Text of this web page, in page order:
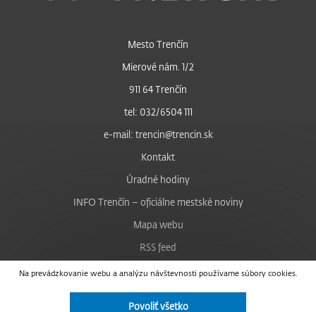
Na prevádzkovanie webu a analýzu návštevnosti používame súbory cookies.
Povoliť všetko
Mesto Trenčín
Mierové nám. 1/2
911 64 Trenčín
tel: 032/6504 111
e-mail: trencin@trencin.sk
Kontakt
Úradné hodiny
INFO Trenčín – oficiálne mestské noviny
Mapa webu
RSS feed
Nastavenie cookies
Facebook